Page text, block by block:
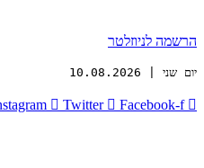
הרשמה לניוזלטר
יום שני | 10.08.2026
Twitter Facebook-f